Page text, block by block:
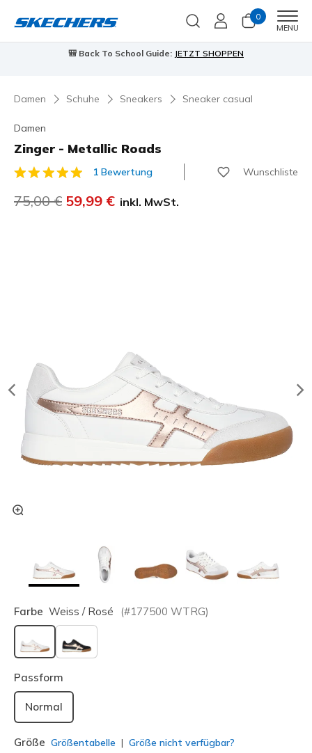
0
MENU
🎒 Back To School Guide: JETZT SHOPPEN
Damen Schuhe Sneakers Sneaker casual
Damen
Zinger - Metallic Roads
5 von 5 Kundenbewertungen
1 Bewertung Wunschliste
Reduziert von
75,00 € auf
59,99 € inkl. MwSt.
Farbe Weiss / Rosé (#177500 WTRG)
ausgewählt
Passform
Normal
Größe Größentabelle Größe nicht verfügbar?